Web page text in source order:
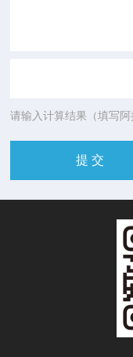
请输入计算结果（填写